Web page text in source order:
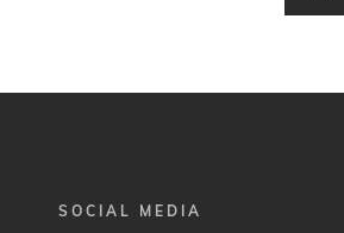
SOCIAL MEDIA